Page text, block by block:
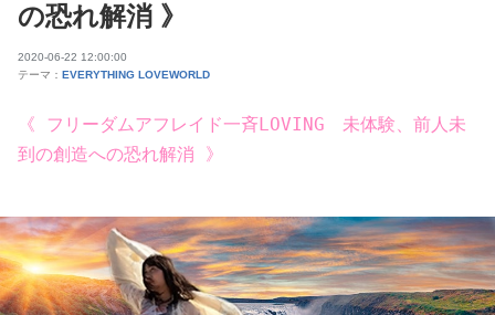
の恐れ解消 》
2020-06-22 12:00:00
テーマ： EVERYTHING LOVEWORLD
《 フリーダムアフレイド一斉LOVING　未体験、前人未
到の創造への恐れ解消 》